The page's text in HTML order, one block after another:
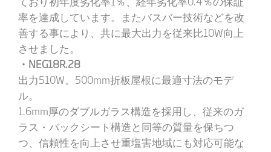
率を達成しています。またバスバー技術などを改
善する事により、共に最大出力を従来比10W向上
させました。
・NEG18R.28
出力510W。500mm折板屋根に最適寸法のモデ
ル。
1.6mm厚のダブルガラス構造を採用し、従来のガ
ラス・バックシート構造と同等の質量を保ちつ
つ、信頼性を向上させ重塩害地域にも対応可能な